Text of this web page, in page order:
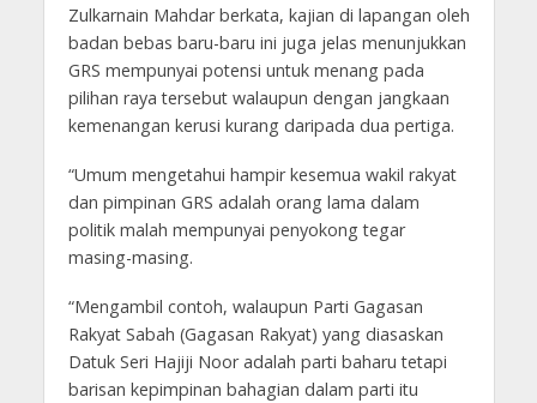
Zulkarnain Mahdar berkata, kajian di lapangan oleh
badan bebas baru-baru ini juga jelas menunjukkan
GRS mempunyai potensi untuk menang pada
pilihan raya tersebut walaupun dengan jangkaan
kemenangan kerusi kurang daripada dua pertiga.
“Umum mengetahui hampir kesemua wakil rakyat
dan pimpinan GRS adalah orang lama dalam
politik malah mempunyai penyokong tegar
masing-masing.
“Mengambil contoh, walaupun Parti Gagasan
Rakyat Sabah (Gagasan Rakyat) yang diasaskan
Datuk Seri Hajiji Noor adalah parti baharu tetapi
barisan kepimpinan bahagian dalam parti itu